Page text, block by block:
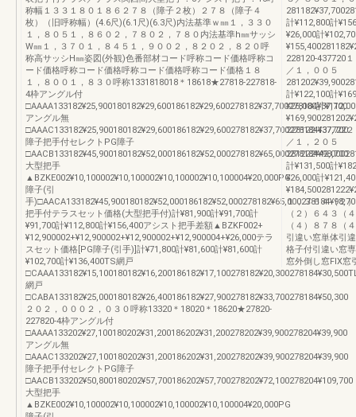
称幅１３３１８０１８６２７８（障子２枚）２７８（障子４
枚）（旧呼称幅）(4.6尺)(6.1尺)(6.3尺)内法基準ｗ㎜１，３３０
１，８０５１，８６０２，７８０２，７８０内法基準h㎜サッシ
W㎜１，３７０１，８４５１，９００２，８２０２，８２０呼
称高サッシH㎜姿図(外観)色番部材コード呼称コード価格呼称コ
ード価格呼称コード価格呼称コード価格呼称コード価格１８
１，８００１，８３０呼称1331818018＊18618★27818-227818-
4枠アングル付
□AAAA133182¥25,900180182¥29,600186182¥29,600278182¥37,700278184¥37,700
アングル無
□AAAC133182¥25,900180182¥29,600186182¥29,600278182¥37,700278184¥37,700
障子把手付セレクトPG障子
□AACB133182¥45,900180182¥52,000186182¥52,000278182¥65,000278184¥98,700
大型把手
▲BZKE002¥10,100002¥10,100002¥10,100002¥10,100004¥20,000PG
障子(引
手
把手付テラスセット価格(大型把手付)計¥81,900計¥91,700計
¥91,700計¥112,800計¥156,400アシスト把手差額▲BZKF002+
¥12,900002+¥12,900002+¥12,900002+¥12,900004+¥26,000テラ
スセット価格[PG障子(引手)]計¥71,800計¥81,600計¥81,600計
¥102,700計¥136,400TS網戸
網戸
□CABA133182¥25,000180182¥26,400186182¥27,900278182¥33,700278184¥50,300
２０２，０００２，０３０呼称13320＊18020＊18620★27820-
227820-4枠アングル付
□AAAA133202¥27,100180202¥31,200186202¥31,200278202¥39,900278204¥39,900
アングル無
□AAAC133202¥27,100180202¥31,200186202¥31,200278202¥39,900278204¥39,900
障子把手付セレクトPG障子
□AACB133202¥50,800180202¥57,700186202¥57,700278202¥72,100278204¥109,700
大型把手
▲BZKE002¥10,100002¥10,100002¥10,100002¥10,100004¥20,000PG
計¥112,800計
¥26,000計
228120-437720
／１，００５
計¥122,100計
¥26,000計
228122-437722
／１，２０５
計¥131,500計
¥26,000計
１，３６４（２
（２）６４３（
（４）８７８（
引違い窓単体引
格子付引違い窓
窓外倒し窓FIX窓